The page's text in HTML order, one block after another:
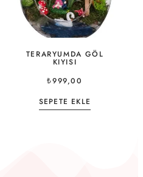
TERARYUMDA GÖL
KIYISI
₺999,00
SEPETE EKLE